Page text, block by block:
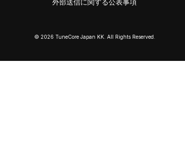
外部送信に関する公表事項
© 2026 TuneCore Japan KK. All Rights Reserved.